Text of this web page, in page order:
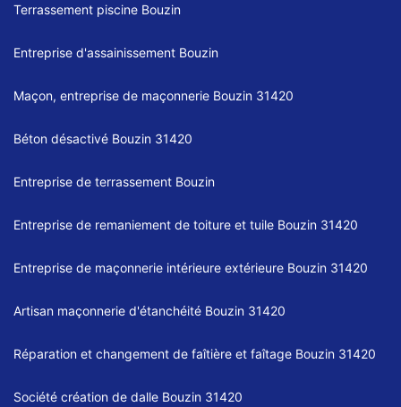
Terrassement piscine Bouzin
Entreprise d'assainissement Bouzin
Maçon, entreprise de maçonnerie Bouzin 31420
Béton désactivé Bouzin 31420
Entreprise de terrassement Bouzin
Entreprise de remaniement de toiture et tuile Bouzin 31420
Entreprise de maçonnerie intérieure extérieure Bouzin 31420
Artisan maçonnerie d'étanchéité Bouzin 31420
Réparation et changement de faîtière et faîtage Bouzin 31420
Société création de dalle Bouzin 31420